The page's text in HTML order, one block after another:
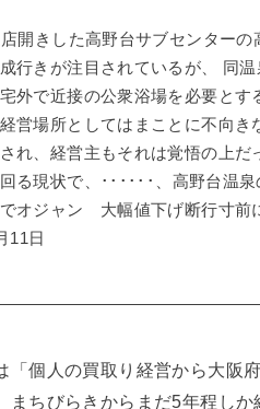
開きした高野台サブセンター
成行きが注目されているが、 同
外で近接の公衆浴場を必要と
営場所としてはまことに不向
れ、経営主もそれは覚悟の上
る現状で、･･････、高野台温泉
でオジャン 大幅値下げ断行寸
11日
「個人の買取り経営から大阪
まちびらきからまだ5年程しか